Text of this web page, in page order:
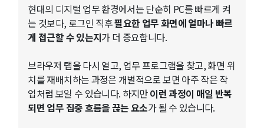
현대의 디지털 업무 환경에서는 단순히 PC를 빠르게 켜
는 것보다, 로그인 직후필요한 업무 화면에 얼마나 빠르
게 접근할 수 있는지가 더 중요합니다.
브라우저 탭을 다시 열고, 업무 프로그램을 찾고, 화면 위
치를 재배치하는 과정은 개별적으로 보면 아주 작은 작
업처럼 보일 수 있습니다. 하지만이런 과정이 매일 반복
되면 업무 집중 흐름을 끊는 요소가 될 수 있습니다.